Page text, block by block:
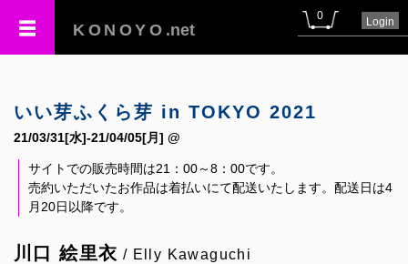
KONOYO .net
0 Login
いい芽ふくら芽 in TOKYO 2021
21/03/31[水]-21/04/05[月] @
サイトでの販売時間は21：00～8：00です。
売約いただいたお作品は着払いにて配送いたします。配送日は4
月20日以降です。
川口 絵里衣 / Elly Kawaguchi